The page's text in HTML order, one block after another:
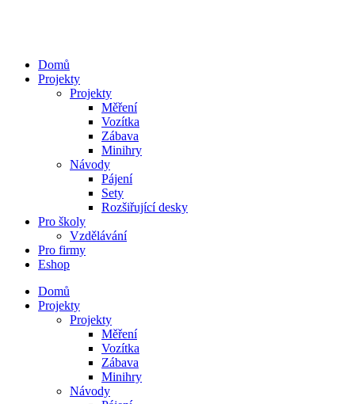
Domů
Projekty
Projekty
Měření
Vozítka
Zábava
Minihry
Návody
Pájení
Sety
Rozšiřující desky
Pro školy
Vzdělávání
Pro firmy
Eshop
Domů
Projekty
Projekty
Měření
Vozítka
Zábava
Minihry
Návody